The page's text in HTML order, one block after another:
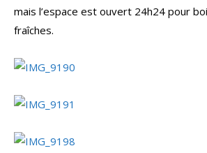
mais l’espace est ouvert 24h24 pour
fraîches.